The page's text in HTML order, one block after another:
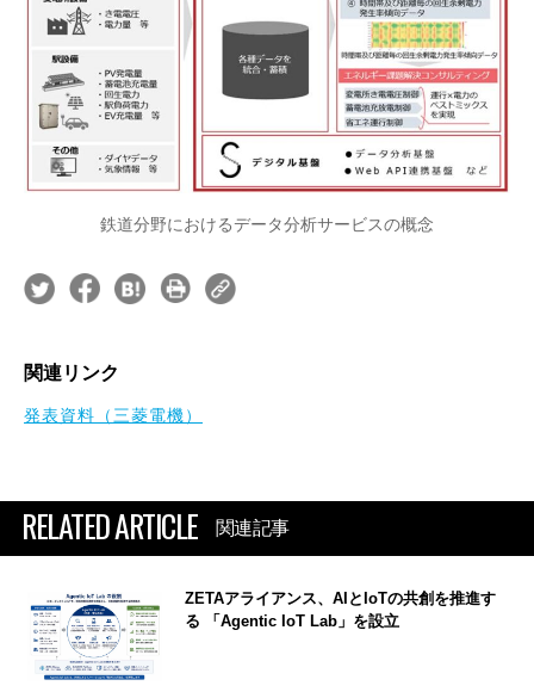
鉄道分野におけるデータ分析サービスの概念
関連リンク
発表資料（三菱電機）
RELATED ARTICLE 関連記事
ZETAアライアンス、AIとIoTの共創を推進す
る 「Agentic IoT Lab」を設立